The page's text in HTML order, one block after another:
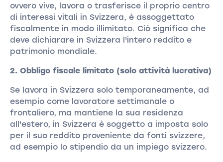
ovvero vive, lavora o trasferisce il proprio centro
di interessi vitali in Svizzera, è assoggettato
fiscalmente in modo illimitato. Ciò significa che
deve dichiarare in Svizzera l'intero reddito e
patrimonio mondiale.
2. Obbligo fiscale limitato (solo attività lucrativa)
Se lavora in Svizzera solo temporaneamente, ad
esempio come lavoratore settimanale o
frontaliero, ma mantiene la sua residenza
all'estero, in Svizzera è soggetto a imposta solo
per il suo reddito proveniente da fonti svizzere,
ad esempio lo stipendio da un impiego svizzero.